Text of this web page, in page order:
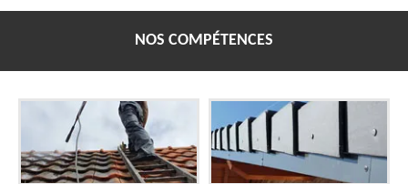
NOS COMPÉTENCES